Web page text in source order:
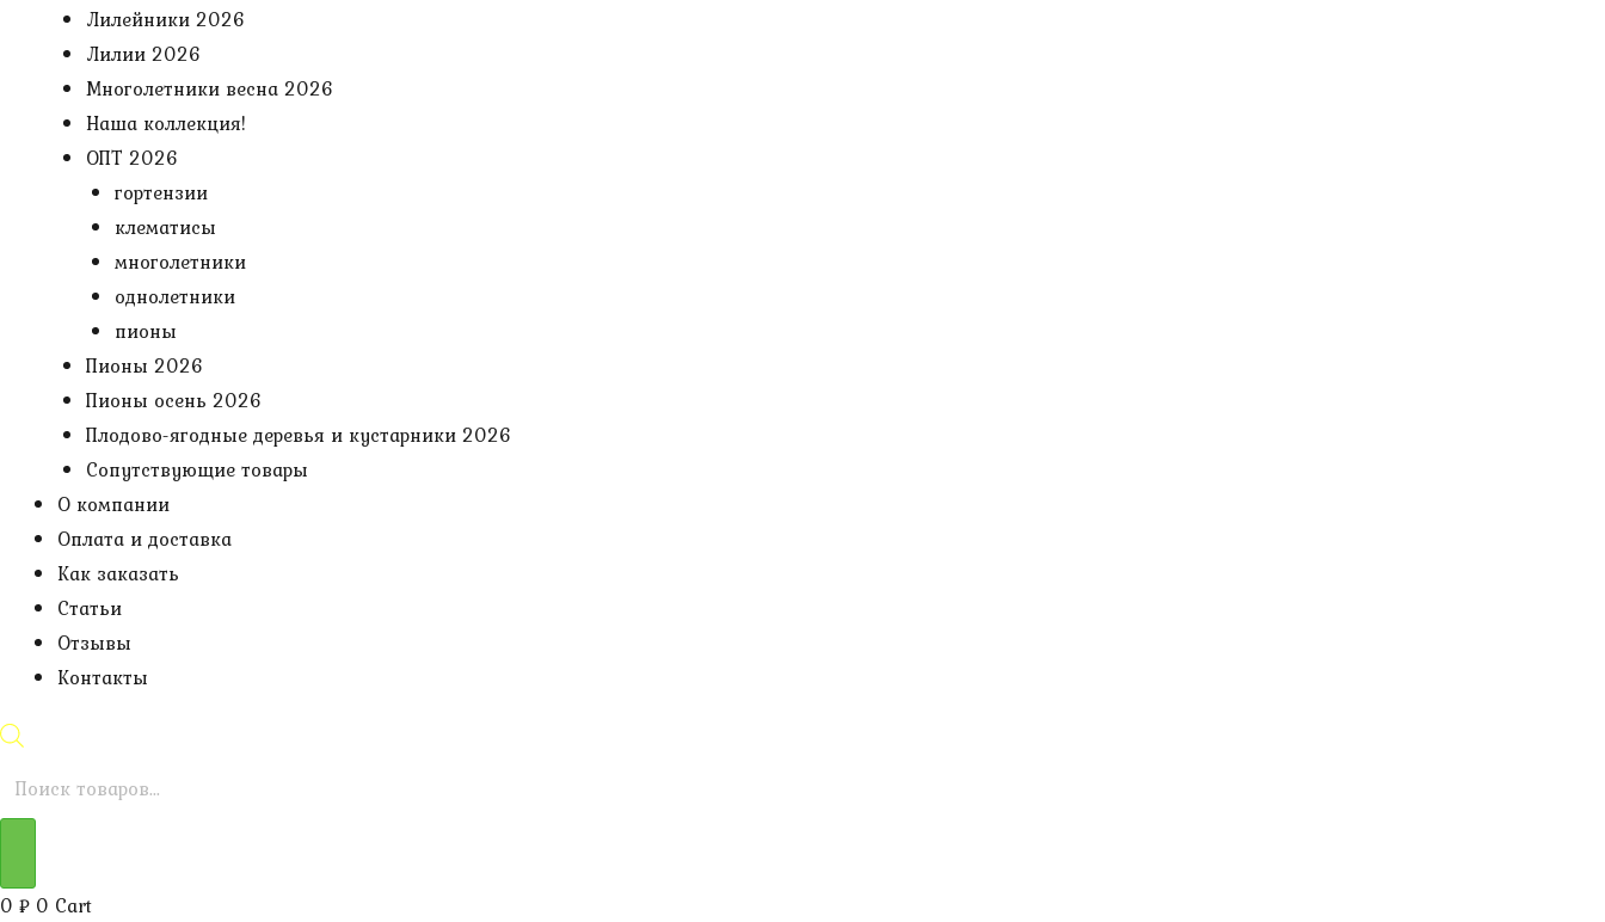
Лилейники 2026
Лилии 2026
Многолетники весна 2026
Наша коллекция!
ОПТ 2026
гортензии
клематисы
многолетники
однолетники
пионы
Пионы 2026
Пионы осень 2026
Плодово-ягодные деревья и кустарники 2026
Сопутствующие товары
О компании
Оплата и доставка
Как заказать
Статьи
Отзывы
Контакты
Поиск
0 ₽ 0 Cart